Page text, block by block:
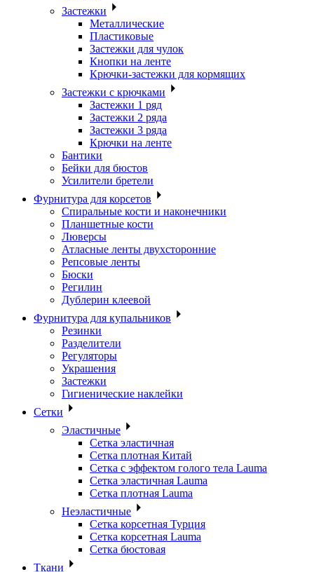
Застежки
Металлические
Пластиковые
Застежки для чулок
Кнопки на ленте
Крючки-застежки для кормящих
Застежки с крючками
Застежки 1 ряд
Застежки 2 ряда
Застежки 3 ряда
Крючки на ленте
Бантики
Бейки для бюстов
Усилители бретели
Фурнитура для корсетов
Спиральные кости и наконечники
Планшетные кости
Люверсы
Атласные ленты двухсторонние
Репсовые ленты
Бюски
Регилин
Дублерин клеевой
Фурнитура для купальников
Резинки
Разделители
Регуляторы
Украшения
Застежки
Гигиенические наклейки
Сетки
Эластичные
Сетка эластичная
Сетка плотная Китай
Сетка с эффектом голого тела Lauma
Сетка эластичная Lauma
Сетка плотная Lauma
Неэластичные
Сетка корсетная Турция
Сетка корсетная Lauma
Сетка бюстовая
Ткани